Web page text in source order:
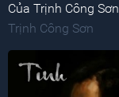
Của Trịnh Công Sơn
Trịnh Công Sơn